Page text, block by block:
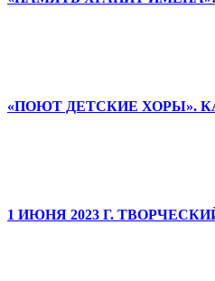
«ПОЮТ ДЕТСКИЕ ХОРЫ».
1 ИЮНЯ 2023 Г.